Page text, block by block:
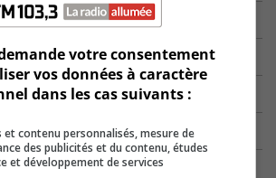
votre consentement
vos données à caractère
dans les cas suivants :
et contenu personnalisés, mesure de
des publicités et du contenu, études
et développement de services